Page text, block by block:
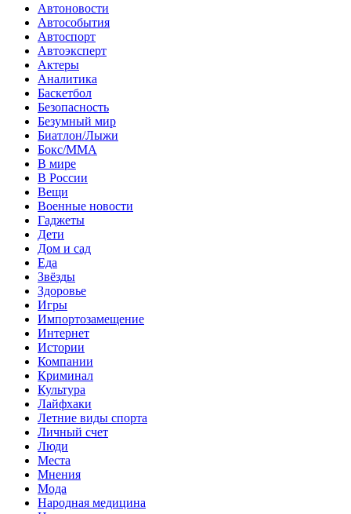
Автоновости
Автособытия
Автоспорт
Автоэксперт
Актеры
Аналитика
Баскетбол
Безопасность
Безумный мир
Биатлон/Лыжи
Бокс/MMA
В мире
В России
Вещи
Военные новости
Гаджеты
Дети
Дом и сад
Еда
Звёзды
Здоровье
Игры
Импортозамещение
Интернет
Истории
Компании
Криминал
Культура
Лайфхаки
Летние виды спорта
Личный счет
Люди
Места
Мнения
Мода
Народная медицина